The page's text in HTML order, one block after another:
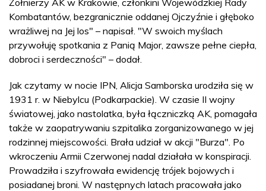
Żołnierzy AK w Krakowie, członkini Wojewódzkiej Rady
Kombatantów, bezgranicznie oddanej Ojczyźnie i głęboko
wrażliwej na Jej los" – napisał. "W swoich myślach
przywołuję spotkania z Panią Major, zawsze pełne ciepła,
dobroci i serdeczności" – dodał.
Jak czytamy w nocie IPN, Alicja Samborska urodziła się w
1931 r. w Niebylcu (Podkarpackie). W czasie II wojny
światowej, jako nastolatka, była łączniczką AK, pomagała
także w zaopatrywaniu szpitalika zorganizowanego w jej
rodzinnej miejscowości. Brała udział w akcji "Burza". Po
wkroczeniu Armii Czerwonej nadal działała w konspiracji.
Prowadziła i szyfrowała ewidencję trójek bojowych i
posiadanej broni. W następnych latach pracowała jako